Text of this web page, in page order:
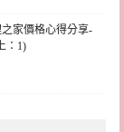
家價格心得分享-
：1)